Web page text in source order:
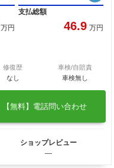
万円
支払総額
46.9 万円
修復歴
なし
車検/自賠責
車検無し
【無料】電話問い合わせ
ショップレビュー
―